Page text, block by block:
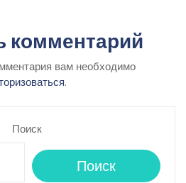
комментарий
вам необходимо
.
Поиск
Поиск